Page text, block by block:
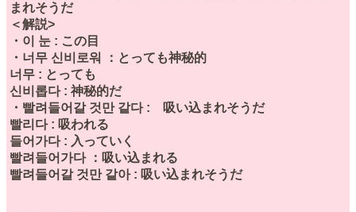
まれそうだ
＜解説>
・이 눈 : この目
・너무 신비로워 ：とっても神秘的
너무 : とっても
신비롭다 : 神秘的だ
・빨려들어갈 것만 같다 : 吸い込まれそうだ
빨리다 : 吸われる
들어가다 : 入っていく
빨려들어가다 ：吸い込まれる
빨려들어갈 것만 같아 : 吸い込まれそうだ